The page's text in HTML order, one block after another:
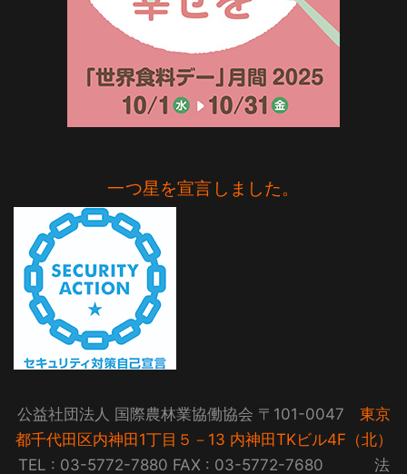
一つ星を宣言しました。
公益社団法人 国際農林業協働協会 〒101-0047 東京
都千代田区内神田1丁目５－13 内神田TKビル4F（北）
TEL : 03-5772-7880 FAX : 03-5772-7680 法